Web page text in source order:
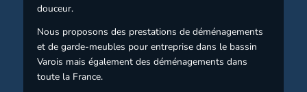
douceur.
Nous proposons des prestations de déménagements
et de garde-meubles pour entreprise dans le bassin
Varois mais également des déménagements dans
toute la France.